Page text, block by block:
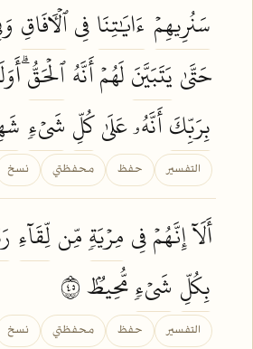
سَنُرِيهِمۡ ءَايَٰتِنَافِيٱلۡأٓفَاقِ
حَتَّىٰ يَتَبَيَّنَلَهُمۡ أَنَّهُٱلۡحَقُّۗ
بِرَبِّكَأَنَّهُۥ عَلَىٰكُلِّ شَيۡءٖ
التفسير حفظ محفظتي نسخ
أَلَآ إِنَّهُمۡ فِي مِرۡيَةٖمِّنلِّقَآءِ
بِكُلِّ شَيۡءٖمُّحِيطُۢ ٥٤
التفسير حفظ محفظتي نسخ